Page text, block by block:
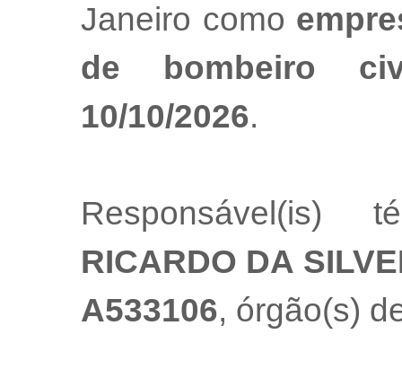
Janeiro como
de bombeiro
10/10/2026.
Responsável(is)
RICARDO DA
A533106, órgão(s)